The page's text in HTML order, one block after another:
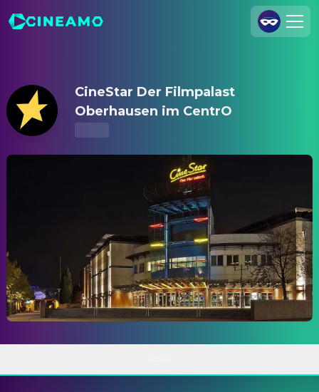
Cineamo für Unternehmen
Impressum
Datenschutzerklärung
Datenschutzeinstellungen
CineStar Der Filmpalast Oberhausen im CentrO –
CineStar Der Filmpalast
Oberhausen im CentrO